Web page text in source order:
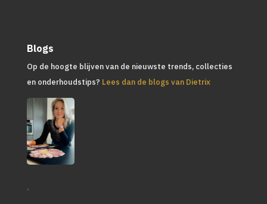
Blogs
Op de hoogte blijven van de nieuwste trends, collecties
en onderhoudstips? Lees dan de blogs van Dietrix
.